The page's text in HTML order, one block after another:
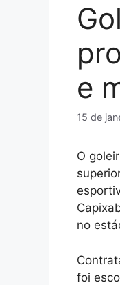
e
15 de
O
no
foi